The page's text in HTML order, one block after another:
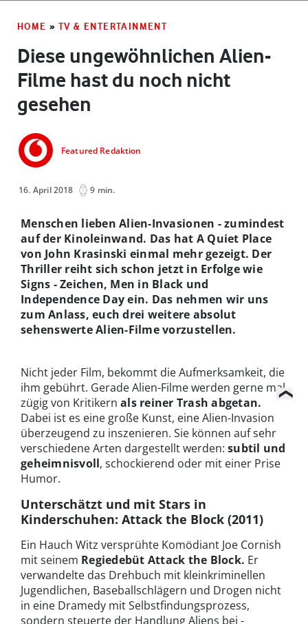
HOME » TV & ENTERTAINMENT
Diese ungewöhnlichen Alien-
Filme hast du noch nicht
gesehen
Featured Redaktion
16. April 2018 9 min.
Menschen lieben Alien-Invasionen - zumindest
auf der Kinoleinwand. Das hat A Quiet Place
von John Krasinski einmal mehr gezeigt. Der
Thriller reiht sich schon jetzt in Erfolge wie
Signs - Zeichen, Men in Black und
Independence Day ein. Das nehmen wir uns
zum Anlass, euch drei weitere absolut
sehenswerte Alien-Filme vorzustellen.
Nicht jeder Film, bekommt die Aufmerksamkeit, die
ihm gebührt. Gerade Alien-Filme werden gerne mal
zügig von Kritikern als reiner Trash abgetan.
Dabei ist es eine große Kunst, eine Alien-Invasion
überzeugend zu inszenieren. Sie können auf sehr
verschiedene Arten dargestellt werden: subtil und
geheimnisvoll, schockierend oder mit einer Prise
Humor.
Unterschätzt und mit Stars in
Kinderschuhen: Attack the Block (2011)
Ein Hauch Witz versprühte Komödiant Joe Cornish
mit seinem Regiedebüt Attack the Block. Er
verwandelte das Drehbuch mit kleinkriminellen
Jugendlichen, Baseballschlägern und Drogen nicht
in eine Dramedy mit Selbstfindungsprozess,
sondern steuerte der Handlung Aliens bei -